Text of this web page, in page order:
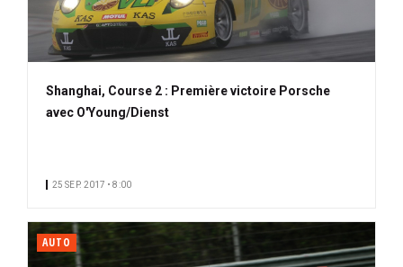
Shanghai, Course 2 : Première victoire Porsche
avec O'Young/Dienst
25 SEP. 2017 • 8:00
AUTO